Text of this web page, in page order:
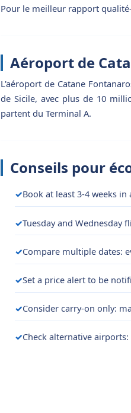
Pour le meilleur rapport
Aéroport de
L'aéroport de Catane
de Sicile, avec plus de 10
partent du Terminal A.
Conseils pour
Book at least 3-4 weeks
Tuesday and Wednesday
Compare multiple dates:
Set a price alert to be
Consider carry-on only:
Check alternative